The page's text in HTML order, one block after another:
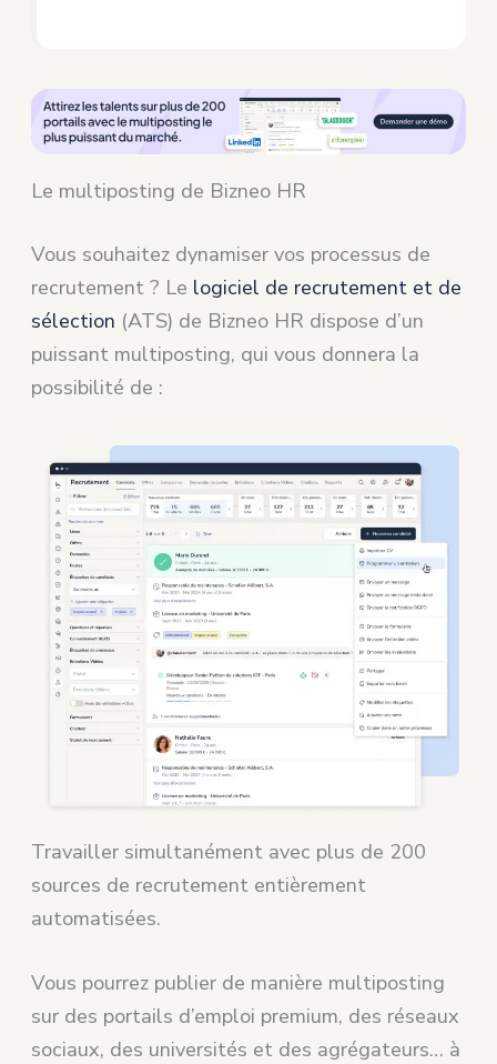
Le multiposting de Bizneo HR
Vous souhaitez dynamiser vos processus de
recrutement ? Le logiciel de recrutement et de
sélection (ATS) de Bizneo HR dispose d’un
puissant multiposting, qui vous donnera la
possibilité de :
Travailler simultanément avec plus de 200
sources de recrutement entièrement
automatisées.
Vous pourrez publier de manière multiposting
sur des portails d’emploi premium, des réseaux
sociaux, des universités et des agrégateurs… à